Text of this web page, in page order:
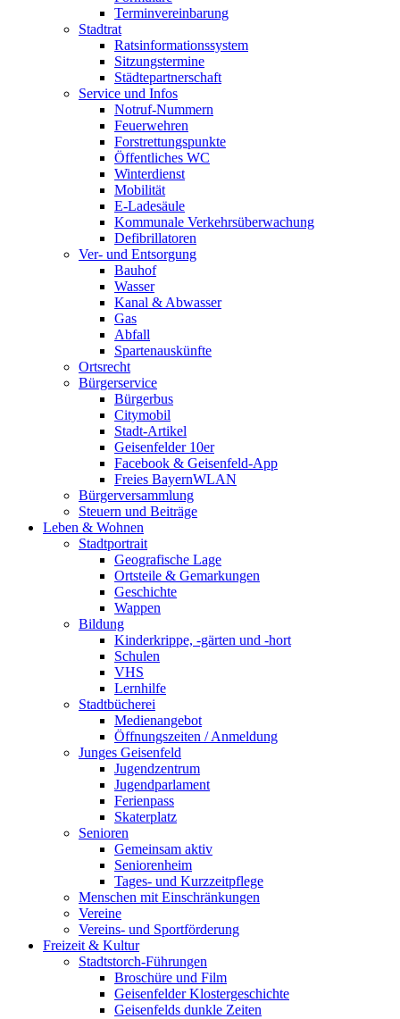
Terminvereinbarung
Stadtrat
Ratsinformationssystem
Sitzungstermine
Städtepartnerschaft
Service und Infos
Notruf-Nummern
Feuerwehren
Forstrettungspunkte
Öffentliches WC
Winterdienst
Mobilität
E-Ladesäule
Kommunale Verkehrsüberwachung
Defibrillatoren
Ver- und Entsorgung
Bauhof
Wasser
Kanal & Abwasser
Gas
Abfall
Spartenauskünfte
Ortsrecht
Bürgerservice
Bürgerbus
Citymobil
Stadt-Artikel
Geisenfelder 10er
Facebook & Geisenfeld-App
Freies BayernWLAN
Bürgerversammlung
Steuern und Beiträge
Leben & Wohnen
Stadtportrait
Geografische Lage
Ortsteile & Gemarkungen
Geschichte
Wappen
Bildung
Kinderkrippe, -gärten und -hort
Schulen
VHS
Lernhilfe
Stadtbücherei
Medienangebot
Öffnungszeiten / Anmeldung
Junges Geisenfeld
Jugendzentrum
Jugendparlament
Ferienpass
Skaterplatz
Senioren
Gemeinsam aktiv
Seniorenheim
Tages- und Kurzzeitpflege
Menschen mit Einschränkungen
Vereine
Vereins- und Sportförderung
Freizeit & Kultur
Stadtstorch-Führungen
Broschüre und Film
Geisenfelder Klostergeschichte
Geisenfelds dunkle Zeiten